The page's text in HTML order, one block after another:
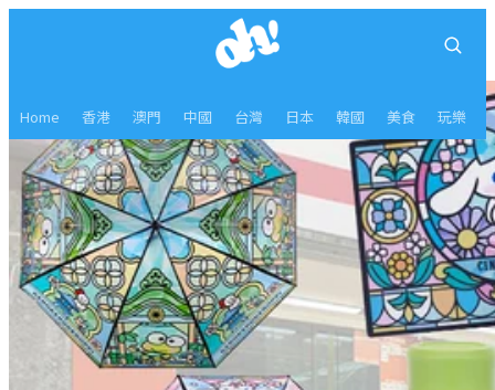
Home 香港 澳門 中國 台灣 日本 韓國 美食 玩樂